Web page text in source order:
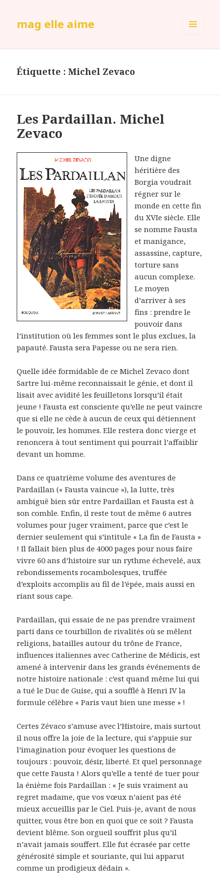
mag elle aime
Étiquette :Michel Zevaco
Les Pardaillan. Michel
Zevaco
Une digne
héritière des
Borgia voudrait
régner sur le
monde en cette fin
du XVIe siècle. Elle
se nomme Fausta
et manigance,
assassine, capture,
torture sans
aucun complexe.
Le moyen
d’arriver à ses
fins : prendre le
pouvoir dans
l’institution où les femmes sont le plus exclues, la
papauté. Fausta sera Papesse ou ne sera rien.
Quelle idée formidable de ce Michel Zevaco dont
Sartre lui-même reconnaissait le génie, et dont il
lisait avec avidité les feuilletons lorsqu’il était
jeune ! Fausta est consciente qu’elle ne peut vaincre
que si elle ne cède à aucun de ceux qui détiennent
le pouvoir, les hommes. Elle restera donc vierge et
renoncera à tout sentiment qui pourrait l’affaiblir
devant un homme.
Dans ce quatrième volume des aventures de
Pardaillan (« Fausta vaincue »), la lutte, très
ambiguë bien sûr entre Pardaillan et Fausta est à
son comble. Enfin, il reste tout de même 6 autres
volumes pour juger vraiment, parce que c’est le
dernier seulement qui s’intitule « La fin de Fausta »
! Il fallait bien plus de 4000 pages pour nous faire
vivre 60 ans d’histoire sur un rythme échevelé, aux
rebondissements rocambolesques, truffée
d’exploits accomplis au fil de l’épée, mais aussi en
riant sous cape.
Pardaillan, qui essaie de ne pas prendre vraiment
parti dans ce tourbillon de rivalités où se mêlent
religions, batailles autour du trône de France,
influences italiennes avec Catherine de Médicis, est
amené à intervenir dans les grands événements de
notre histoire nationale : c’est quand même lui qui
a tué le Duc de Guise, qui a soufflé à Henri IV la
formule célèbre « Paris vaut bien une messe » !
Certes Zévaco s’amuse avec l’Histoire, mais surtout
il nous offre la joie de la lecture, qui s’appuie sur
l’imagination pour évoquer les questions de
toujours : pouvoir, désir, liberté. Et quel personnage
que cette Fausta ! Alors qu’elle a tenté de tuer pour
la énième fois Pardaillan : « Je suis vraiment au
regret madame, que vos vœux n’aient pas été
mieux accueillis par le Ciel. Puis-je, avant de nous
quitter, vous être bon en quoi que ce soit ? Fausta
devient blême. Son orgueil souffrit plus qu’il
n’avait jamais souffert. Elle fut écrasée par cette
générosité simple et souriante, qui lui apparut
comme un prodigieux dédain ».